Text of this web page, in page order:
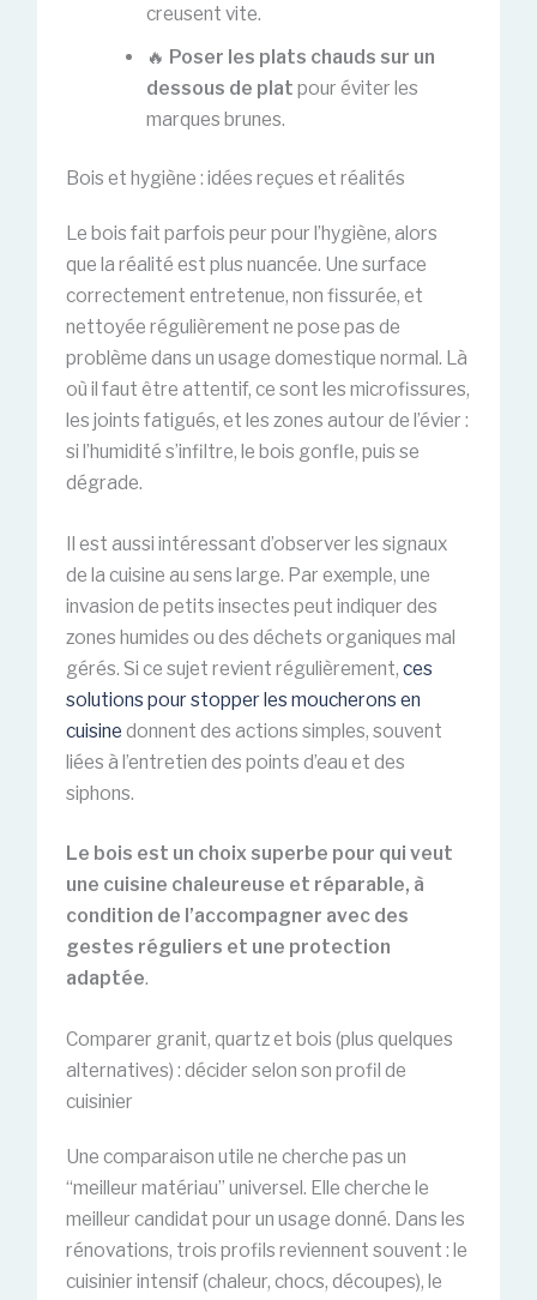
creusent vite.
🔥 Poser les plats chauds sur un
dessous de plat pour éviter les
marques brunes.
Bois et hygiène : idées reçues et réalités
Le bois fait parfois peur pour l’hygiène, alors
que la réalité est plus nuancée. Une surface
correctement entretenue, non fissurée, et
nettoyée régulièrement ne pose pas de
problème dans un usage domestique normal. Là
où il faut être attentif, ce sont les microfissures,
les joints fatigués, et les zones autour de l’évier :
si l’humidité s’infiltre, le bois gonfle, puis se
dégrade.
Il est aussi intéressant d’observer les signaux
de la cuisine au sens large. Par exemple, une
invasion de petits insectes peut indiquer des
zones humides ou des déchets organiques mal
gérés. Si ce sujet revient régulièrement, ces
solutions pour stopper les moucherons en
cuisine donnent des actions simples, souvent
liées à l’entretien des points d’eau et des
siphons.
Le bois est un choix superbe pour qui veut
une cuisine chaleureuse et réparable, à
condition de l’accompagner avec des
gestes réguliers et une protection
adaptée.
Comparer granit, quartz et bois (plus quelques
alternatives) : décider selon son profil de
cuisinier
Une comparaison utile ne cherche pas un
“meilleur matériau” universel. Elle cherche le
meilleur candidat pour un usage donné. Dans les
rénovations, trois profils reviennent souvent : le
cuisinier intensif (chaleur, chocs, découpes), le